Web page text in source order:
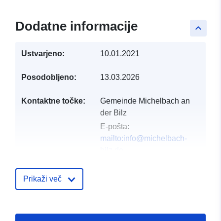
keyboard_arrow_up
Dodatne informacije
Ustvarjeno: 10.01.2021
Posodobljeno: 13.03.2026
Kontaktne točke:
Gemeinde Michelbach an
der Bilz
E-pošta:
mailto:info@michelbach-
http://www.michelbach-
Prikaži več